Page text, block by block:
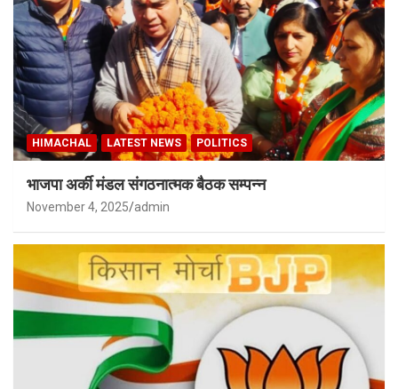
HIMACHAL LATEST NEWS POLITICS
भाजपा अर्की मंडल संगठनात्मक बैठक सम्पन्न
November 4, 2025 admin